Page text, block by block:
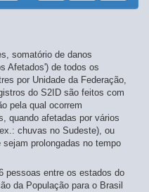
somatório de danos
Afetados') de todos os
por Unidade da Federação,
do S2ID são feitos com
pela qual ocorrem
quando afetadas por vários
chuvas no Sudeste), ou
prolongadas no tempo
pessoas entre os estados do
da População para o Brasil